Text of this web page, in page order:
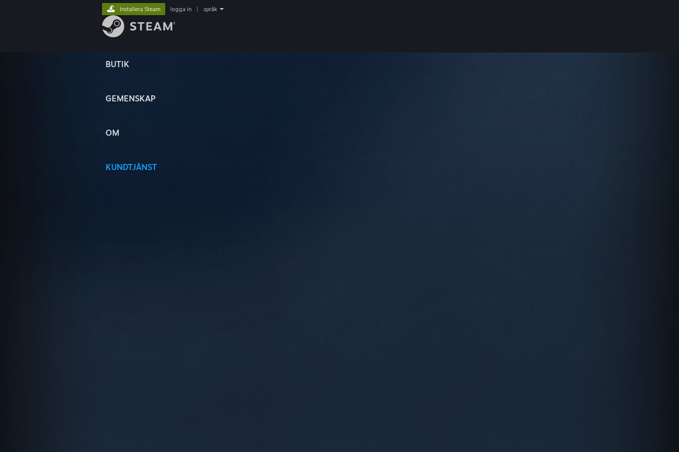
BUTIK
GEMENSKAP
OM
KUNDTJÄNST
Installera Steam logga in språk